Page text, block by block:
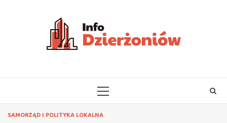
PRIMARY
SAMORZĄD I POLITYKA LOKALNA